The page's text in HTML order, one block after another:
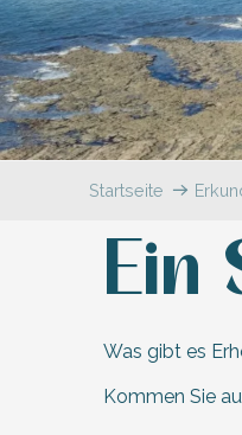
Marie-de-Ré
Startseite
Ein
Was gibt es
Kommen Sie